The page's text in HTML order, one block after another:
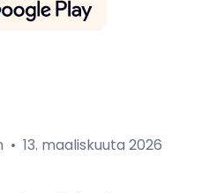
• 13. maaliskuuta 2026